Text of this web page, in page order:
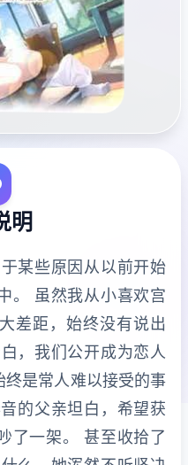
明
某些原因从以前开始
。 虽然我从小喜欢宫
差距，始终没有说出
，我们公开成为恋人
是常人难以接受的事
的父亲坦白，希望获
了一架。 甚至收拾了